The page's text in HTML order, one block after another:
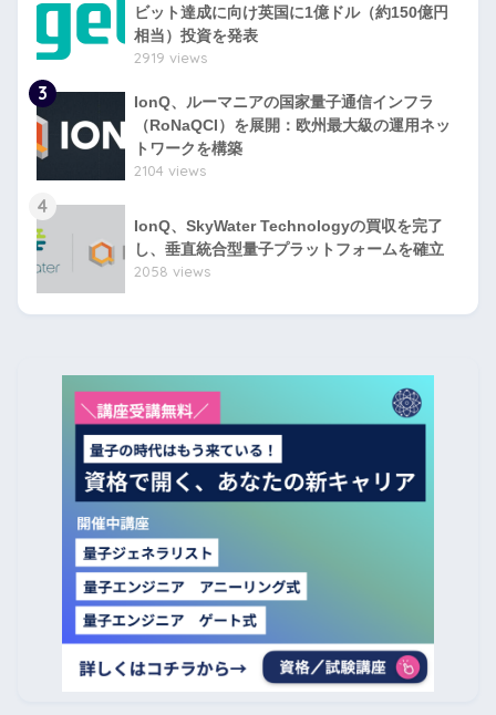
ビット達成に向け英国に1億ドル（約150億円
相当）投資を発表
2919 views
3
IonQ、ルーマニアの国家量子通信インフラ
（RoNaQCI）を展開：欧州最大級の運用ネッ
トワークを構築
2104 views
4
IonQ、SkyWater Technologyの買収を完了
し、垂直統合型量子プラットフォームを確立
2058 views